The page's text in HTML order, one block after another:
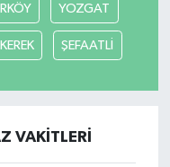
YOZGAT
ŞEFAATLİ
VAKITLERI